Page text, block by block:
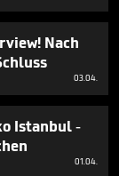
Nach
03.04.
Istanbul -
01.04.